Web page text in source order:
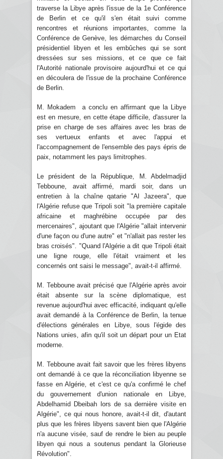
traverse la Libye après l'issue de la 1e Conférence
de Berlin et ce qu'il s'en était suivi comme
rencontres et réunions importantes, comme la
Conférence de Genève, les démarches du Conseil
présidentiel libyen et les embûches qui se sont
dressées sur ses missions, et ce que ce fait
l'Autorité nationale provisoire aujourd'hui et ce qui
en découlera de l'issue de la prochaine Conférence
de Berlin.
M. Mokadem a conclu en affirmant que la Libye
est en mesure, en cette étape difficile, d'assurer la
prise en charge de ses affaires avec les bras de
ses vertueux enfants et avec l'appui et
l'accompagnement de l'ensemble des pays épris de
paix, notamment les pays limitrophes.
Le président de la République, M. Abdelmadjid
Tebboune, avait affirmé, mardi soir, dans un
entretien à la chaîne qatarie "Al Jazeera", que
l'Algérie refuse que Tripoli soit "la première capitale
africaine et maghrébine occupée par des
mercenaires", ajoutant que l'Algérie "allait intervenir
d'une façon ou d'une autre" et "n'allait pas rester les
bras croisés". "Quand l'Algérie a dit que Tripoli était
une ligne rouge, elle l'était vraiment et les
concernés ont saisi le message", avait-t-il affirmé.
M. Tebboune avait précisé que l'Algérie après avoir
était absente sur la scène diplomatique, est
revenue aujourd'hui avec efficacité, indiquant qu'elle
avait demandé à la Conférence de Berlin, la tenue
d'élections générales en Libye, sous l'égide des
Nations unies, afin qu'il soit un départ pour un Etat
moderne.
M. Tebboune avait fait savoir que les frères libyens
ont demandé à ce que la réconciliation libyenne se
fasse en Algérie, et c'est ce qu'a confirmé le chef
du gouvernement d'union nationale en Libye,
Abdelhamid Dbeibah lors de sa dernière visite en
Algérie", ce qui nous honore, avait-t-il dit, d'autant
plus que les frères libyens savent bien que l'Algérie
n'a aucune visée, sauf de rendre le bien au peuple
libyen qui nous a soutenus pendant la Glorieuse
Révolution".